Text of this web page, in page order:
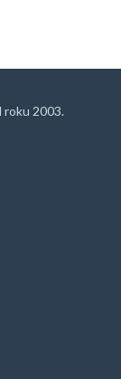
roku 2003.